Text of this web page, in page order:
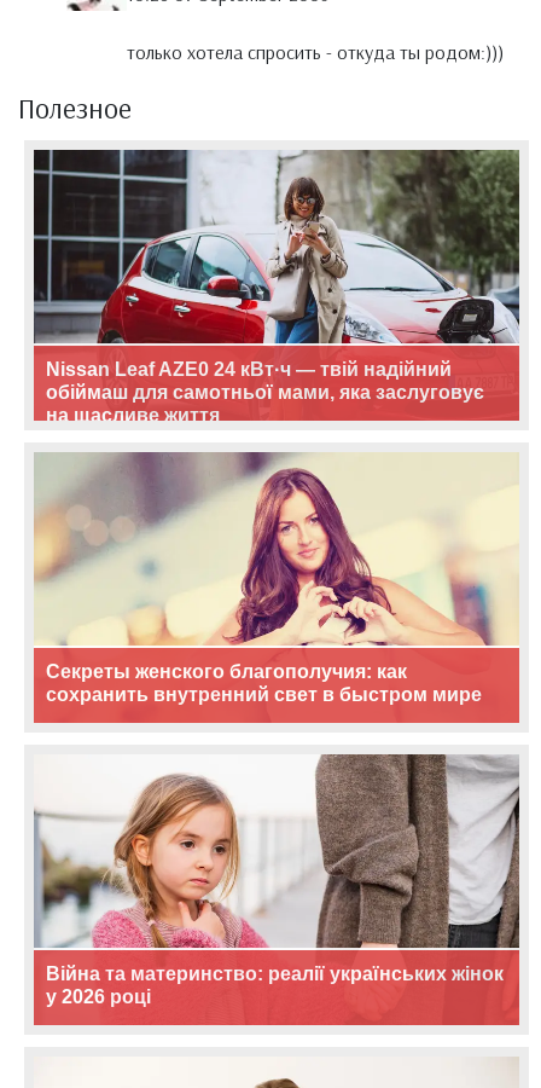
только хотела спросить - откуда ты родом:)))
Полезное
Nissan Leaf AZE0 24 кВт·ч — твій надійний
обіймаш для самотньої мами, яка заслуговує
на щасливе життя
Секреты женского благополучия: как
сохранить внутренний свет в быстром мире
Війна та материнство: реалії українських жінок
у 2026 році